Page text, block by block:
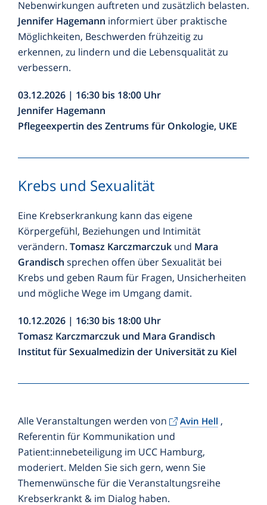
Nebenwirkungen auftreten und zusätzlich belasten.
Jennifer Hagemann informiert über praktische
Möglichkeiten, Beschwerden frühzeitig zu
erkennen, zu lindern und die Lebensqualität zu
verbessern.
03.12.2026 | 16:30 bis 18:00 Uhr
Jennifer Hagemann
Pflegeexpertin des Zentrums für Onkologie, UKE
Krebs und Sexualität
Eine Krebserkrankung kann das eigene
Körpergefühl, Beziehungen und Intimität
verändern. Tomasz Karczmarczuk und Mara
Grandisch sprechen offen über Sexualität bei
Krebs und geben Raum für Fragen, Unsicherheiten
und mögliche Wege im Umgang damit.
10.12.2026 | 16:30 bis 18:00 Uhr
Tomasz Karczmarczuk und Mara Grandisch
Institut für Sexualmedizin der Universität zu Kiel
Alle Veranstaltungen werden von Avin Hell ,
Referentin für Kommunikation und
Patient:innebeteiligung im UCC Hamburg,
moderiert. Melden Sie sich gern, wenn Sie
Themenwünsche für die Veranstaltungsreihe
Krebserkrankt & im Dialog haben.